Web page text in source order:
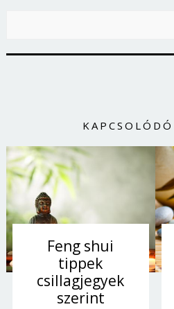
Feng shui
tippek
csillagjegyek
szerint